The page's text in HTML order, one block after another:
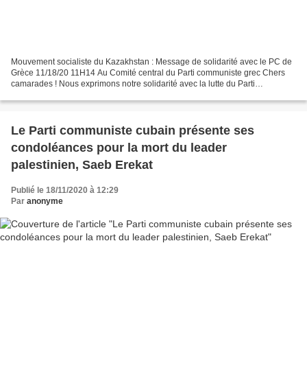
Mouvement socialiste du Kazakhstan : Message de solidarité avec le PC de
Grèce 11/18/20 11H14 Au Comité central du Parti communiste grec Chers
camarades ! Nous exprimons notre solidarité avec la lutte du Parti
Le Parti communiste cubain présente ses
condoléances pour la mort du leader
palestinien, Saeb Erekat
Publié le 18/11/2020 à 12:29
Par anonyme